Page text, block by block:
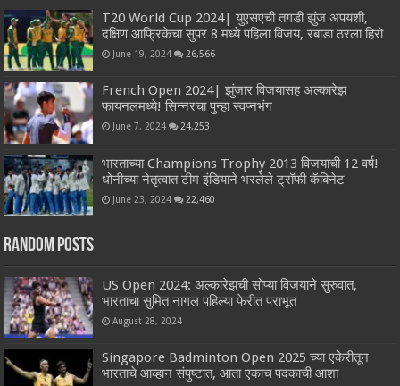
T20 World Cup 2024| युएसएची तगडी झुंज अपयशी,
दक्षिण आफ्रिकेचा सुपर 8 मध्ये पहिला विजय, रबाडा ठरला हिरो
June 19, 2024 26,566
French Open 2024| झुंजार विजयासह अल्कारेझ
फायनलमध्ये! सिन्नरचा पुन्हा स्वप्नभंग
June 7, 2024 24,253
भारताच्या Champions Trophy 2013 विजयाची 12 वर्ष!
धोनीच्या नेतृत्वात टीम इंडियाने भरलेले ट्रॉफी कॅबिनेट
June 23, 2024 22,460
Random Posts
US Open 2024: अल्कारेझची सोप्या विजयाने सुरुवात,
भारताचा सुमित नागल पहिल्या फेरीत पराभूत
August 28, 2024
Singapore Badminton Open 2025 च्या एकेरीतून
भारताचे आव्हान संपुष्टात, आता एकाच पदकाची आशा